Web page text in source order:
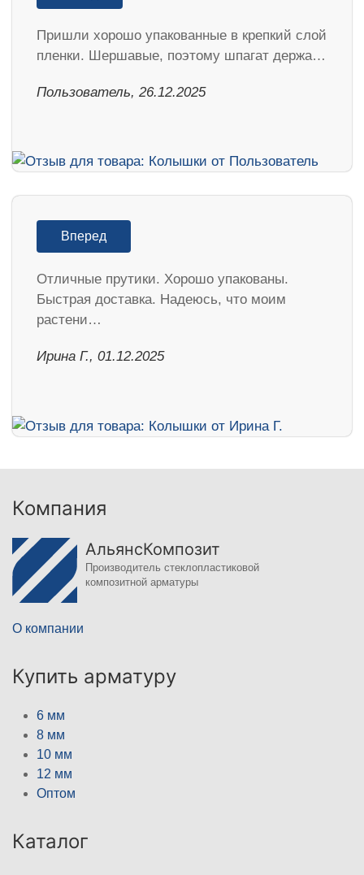
Пришли хорошо упакованные в крепкий слой
пленки. Шершавые, поэтому шпагат держа…
Пользователь, 26.12.2025
Вперед
Отличные прутики. Хорошо упакованы.
Быстрая доставка. Надеюсь, что моим
растени…
Ирина Г., 01.12.2025
Компания
АльянсКомпозит
Производитель стеклопластиковой
композитной арматуры
О компании
Купить арматуру
6 мм
8 мм
10 мм
12 мм
Оптом
Каталог